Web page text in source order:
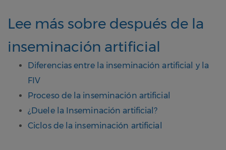
Lee más sobre después de la
inseminación artificial
Diferencias entre la inseminación artificial y la
FIV
Proceso de la inseminación artificial
¿Duele la Inseminación artificial?
Ciclos de la inseminación artificial